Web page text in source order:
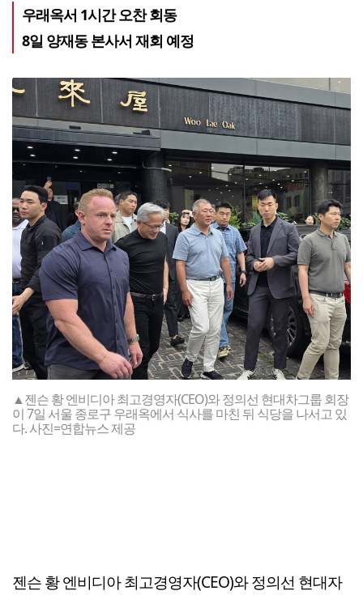
우래옥서 1시간 오찬 회동
8일 양재동 본사서 재회 예정
▲젠슨 황 엔비디아 최고경영자(CEO)와 정의선 현대차그룹 회장
이 7일 서울 종로구 우래옥에서 식사를 마친 뒤 식당을 나서고 있
다. 사진=연합뉴스 제공
젠슨 황 엔비디아 최고경영자(CEO)와 정의선 현대자